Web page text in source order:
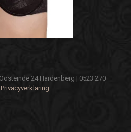
24 Hardenberg | 0523 270
Privacyverklaring